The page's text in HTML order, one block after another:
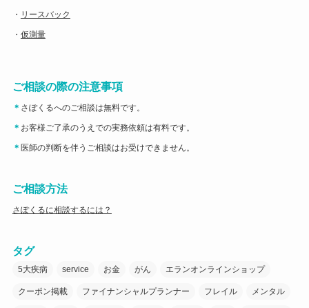
・ リースバック
・ 仮測量
ご相談の際の注意事項
＊ さぽくるへのご相談は無料です。
＊ お客様ご了承のうえでの実務依頼は有料です。
＊ 医師の判断を伴うご相談はお受けできません。
ご相談方法
さぽくるに相談するには？
タグ
5大疾病 service お金 がん エランオンラインショップ
クーポン掲載 ファイナンシャルプランナー フレイル メンタル